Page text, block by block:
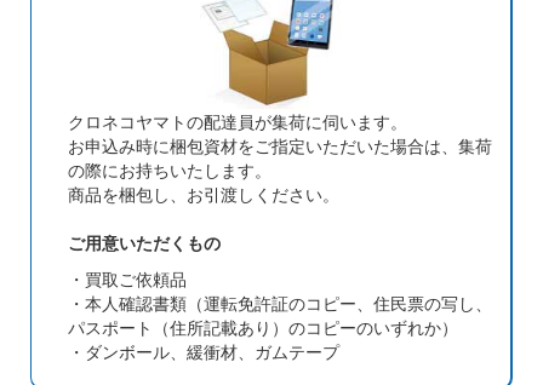
クロネコヤマトの配達員が集荷に伺います。
お申込み時に梱包資材をご指定いただいた場合は、集荷
の際にお持ちいたします。
商品を梱包し、お引渡しください。
ご用意いただくもの
・買取ご依頼品
・本人確認書類（運転免許証のコピー、住民票の写し、
パスポート（住所記載あり）のコピーのいずれか）
・ダンボール、緩衝材、ガムテープ